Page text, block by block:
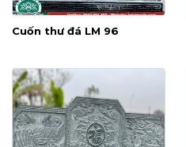
Cuốn thư đá LM 96